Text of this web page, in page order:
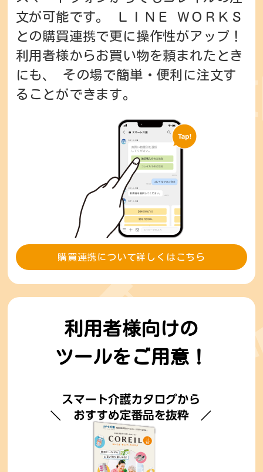
文が可能です。
ＬＩＮＥ ＷＯＲＫＳ
との購買連携で更に操作性がアップ！
利用者様からお買い物を頼まれたとき
にも、
その場で簡単・便利に注文す
ることができます。
購買連携について詳しくはこちら
利用者様向けの
ツールをご用意！